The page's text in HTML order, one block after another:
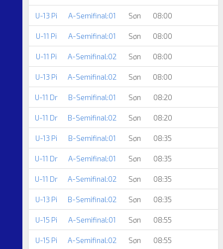
U-13 Pi A-Semifinal:01 Søn 08:00
U-11 Pi A-Semifinal:01 Søn 08:00
U-11 Pi A-Semifinal:02 Søn 08:00
U-13 Pi A-Semifinal:02 Søn 08:00
U-11 Dr B-Semifinal:01 Søn 08:20
U-11 Dr B-Semifinal:02 Søn 08:20
U-13 Pi B-Semifinal:01 Søn 08:35
U-11 Dr A-Semifinal:01 Søn 08:35
U-11 Dr A-Semifinal:02 Søn 08:35
U-13 Pi B-Semifinal:02 Søn 08:35
U-15 Pi A-Semifinal:01 Søn 08:55
U-15 Pi A-Semifinal:02 Søn 08:55